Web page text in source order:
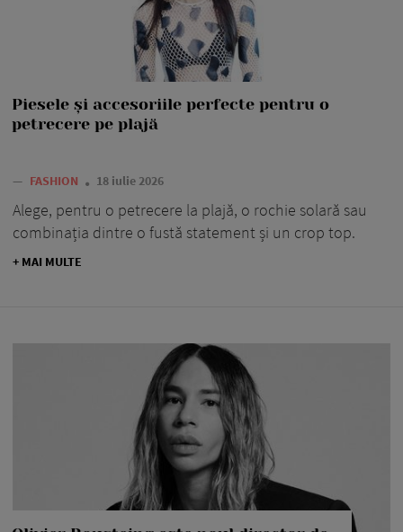
Piesele și accesoriile perfecte pentru o
petrecere pe plajă
— FASHION 18 iulie 2026
Alege, pentru o petrecere la plajă, o rochie solară sau
combinația dintre o fustă statement și un crop top.
+ MAI MULTE